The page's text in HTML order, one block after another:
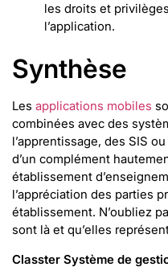
les droits et
l’application.
Synthèse
Les applications mobiles
combinées avec des
l’apprentissage, des SIS
d’un complément
établissement
l’appréciation des parties
établissement. N’oubliez
sont là et qu’elles
Classter Système de